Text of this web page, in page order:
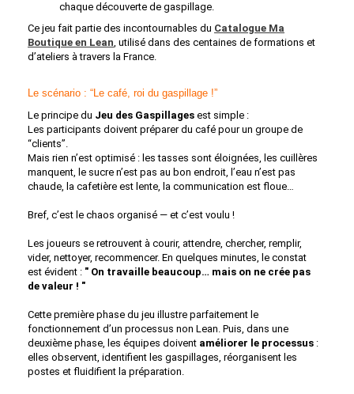
chaque découverte de gaspillage.
Ce jeu fait partie des incontournables du Catalogue Ma
Boutique en Lean, utilisé dans des centaines de formations et
d’ateliers à travers la France.
Le scénario : “Le café, roi du gaspillage !”
Le principe du Jeu des Gaspillages est simple :
Les participants doivent préparer du café pour un groupe de
“clients”.
Mais rien n’est optimisé : les tasses sont éloignées, les cuillères
manquent, le sucre n’est pas au bon endroit, l’eau n’est pas
chaude, la cafetière est lente, la communication est floue…
Bref, c’est le chaos organisé — et c’est voulu !
Les joueurs se retrouvent à courir, attendre, chercher, remplir,
vider, nettoyer, recommencer. En quelques minutes, le constat
est évident : " On travaille beaucoup… mais on ne crée pas
de valeur ! "
Cette première phase du jeu illustre parfaitement le
fonctionnement d’un processus non Lean. Puis, dans une
deuxième phase, les équipes doivent améliorer le processus :
elles observent, identifient les gaspillages, réorganisent les
postes et fluidifient la préparation.